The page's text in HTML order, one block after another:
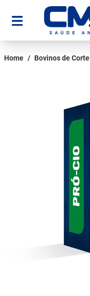
Home / Bovinos de Corte